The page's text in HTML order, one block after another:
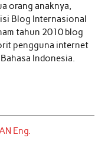
orang anaknya,
Blog Internasional
tahun 2010 blog
pengguna internet
Indonesia.
Eng.